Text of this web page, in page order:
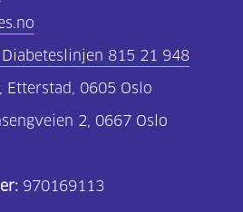
Diabeteslinjen 815 21 948
Etterstad, 0605 Oslo
2, 0667 Oslo
970169113